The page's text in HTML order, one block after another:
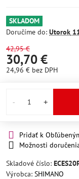
SKLADOM
Doručíme do: Utorok
42,95 €
30,70 €
24,96 € bez DPH
Pridať k
Možnosti
Skladové číslo:
Výrobca: SHIMANO